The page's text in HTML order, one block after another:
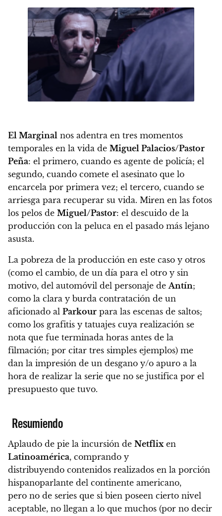
El Marginal nos adentra en tres momentos
temporales en la vida de Miguel Palacios/Pastor
Peña: el primero, cuando es agente de policía; el
segundo, cuando comete el asesinato que lo
encarcela por primera vez; el tercero, cuando se
arriesga para recuperar su vida. Miren en las fotos
los pelos de Miguel/Pastor: el descuido de la
producción con la peluca en el pasado más lejano
asusta.
La pobreza de la producción en este caso y otros
(como el cambio, de un día para el otro y sin
motivo, del automóvil del personaje deAntín;
como la clara y burda contratación de un
aficionado al Parkour para las escenas de saltos;
como los grafitis y tatuajes cuya realización se
nota que fue terminada horas antes de la
filmación; por citar tres simples ejemplos) me
dan la impresión de un desgano y/o apuro a la
hora de realizar la serie que no se justifica por el
presupuesto que tuvo.
Resumiendo
Aplaudo de pie la incursión de Netflixen
Latinoamérica, comprando y
distribuyendo contenidos realizados en la porción
hispanoparlante del continente americano,
pero no de series que si bien poseen cierto nivel
aceptable, no llegan a lo que muchos (por no decir